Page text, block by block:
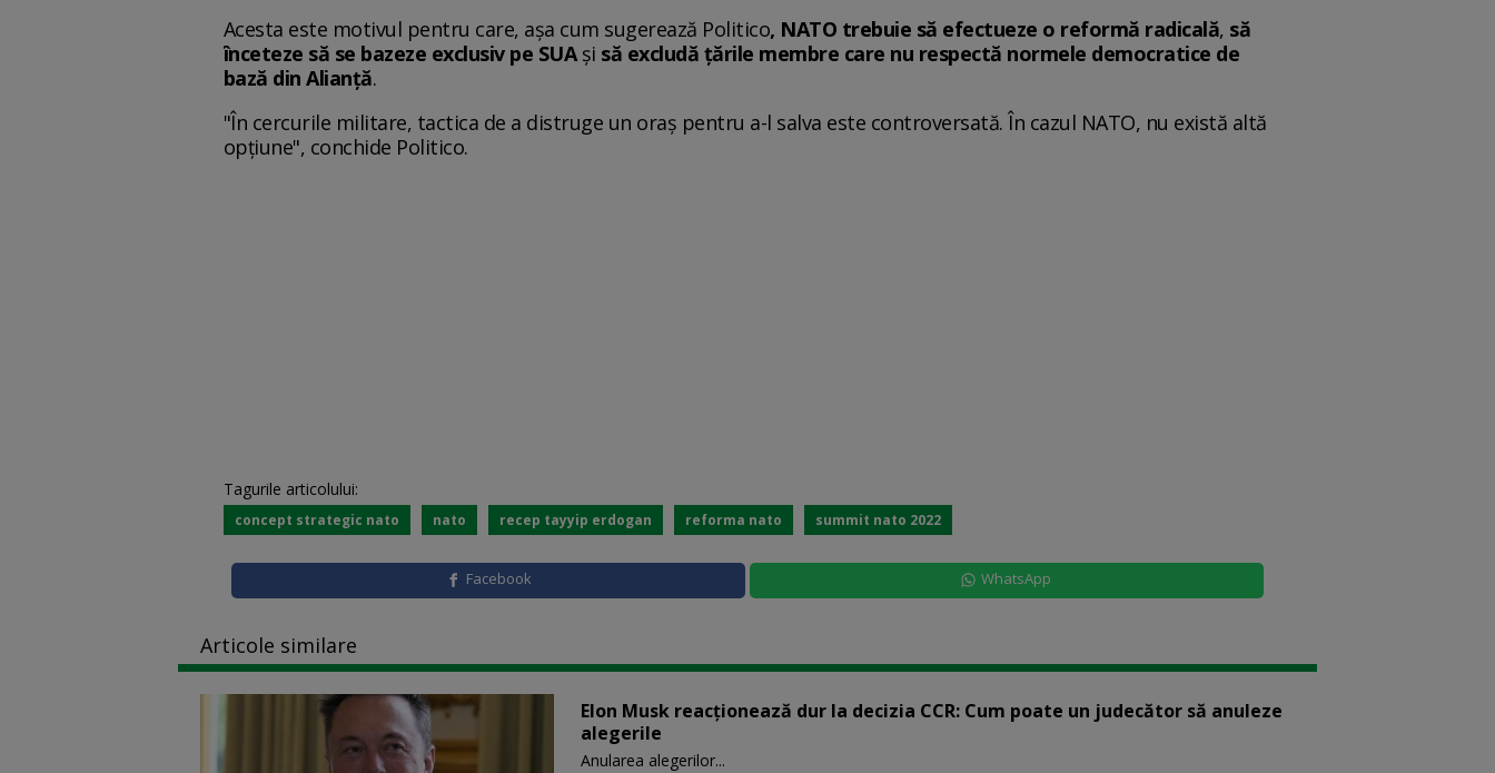
Acesta este motivul pentru care, așa cum sugerează Politico, NATO trebuie să efectueze o reformă radicală, să
înceteze să se bazeze exclusiv pe SUAși să excludă țările membre care nu respectă normele democratice de
bază din Alianță.
"În cercurile militare, tactica de a distruge un oraș pentru a-l salva este controversată. În cazul NATO, nu există altă
opțiune", conchide Politico.
Tagurile articolului:
concept strategic nato nato recep tayyip erdogan reforma nato summit nato 2022
Facebook WhatsApp
Articole similare
Elon Musk reacționează dur la decizia CCR: Cum poate un judecător să anuleze
alegerile
Anularea alegerilor...